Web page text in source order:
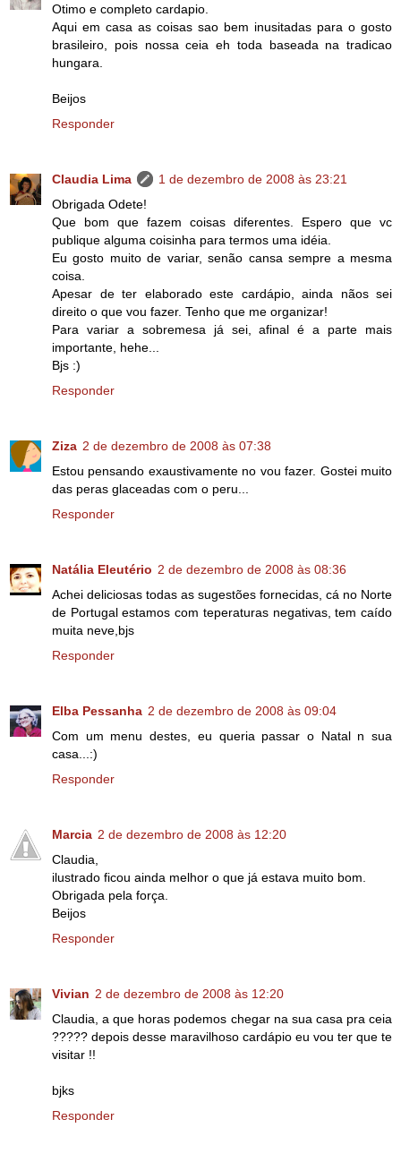
Otimo e completo cardapio.
Aqui em casa as coisas sao bem inusitadas para o gosto
brasileiro, pois nossa ceia eh toda baseada na tradicao
hungara.
Beijos
Responder
Claudia Lima
1 de dezembro de 2008 às 23:21
Obrigada Odete!
Que bom que fazem coisas diferentes. Espero que vc
publique alguma coisinha para termos uma idéia.
Eu gosto muito de variar, senão cansa sempre a mesma
coisa.
Apesar de ter elaborado este cardápio, ainda nãos sei
direito o que vou fazer. Tenho que me organizar!
Para variar a sobremesa já sei, afinal é a parte mais
importante, hehe...
Bjs :)
Responder
Ziza 2 de dezembro de 2008 às 07:38
Estou pensando exaustivamente no vou fazer. Gostei muito
das peras glaceadas com o peru...
Responder
Natália Eleutério 2 de dezembro de 2008 às 08:36
Achei deliciosas todas as sugestões fornecidas, cá no Norte
de Portugal estamos com teperaturas negativas, tem caído
muita neve,bjs
Responder
Elba Pessanha 2 de dezembro de 2008 às 09:04
Com um menu destes, eu queria passar o Natal n sua
casa...:)
Responder
Marcia 2 de dezembro de 2008 às 12:20
Claudia,
ilustrado ficou ainda melhor o que já estava muito bom.
Obrigada pela força.
Beijos
Responder
Vivian 2 de dezembro de 2008 às 12:20
Claudia, a que horas podemos chegar na sua casa pra ceia
????? depois desse maravilhoso cardápio eu vou ter que te
visitar !!
bjks
Responder